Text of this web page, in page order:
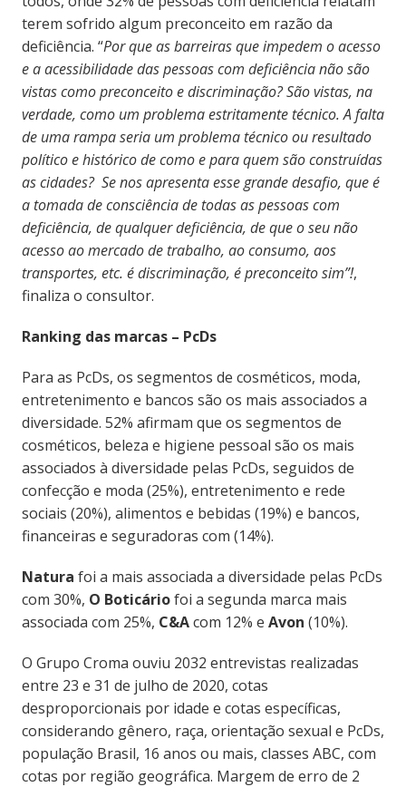
terem sofrido algum preconceito em razão da
deficiência. “Por que as barreiras que impedem o acesso
e a acessibilidade das pessoas com deficiência não são
vistas como preconceito e discriminação? São vistas, na
verdade, como um problema estritamente técnico. A falta
de uma rampa seria um problema técnico ou resultado
político e histórico de como e para quem são construídas
as cidades? Se nos apresenta esse grande desafio, que é
a tomada de consciência de todas as pessoas com
deficiência, de qualquer deficiência, de que o seu não
acesso ao mercado de trabalho, ao consumo, aos
transportes, etc. é discriminação, é preconceito sim”!,
finaliza o consultor.
Ranking das marcas – PcDs
Para as PcDs, os segmentos de cosméticos, moda,
entretenimento e bancos são os mais associados a
diversidade. 52% afirmam que os segmentos de
cosméticos, beleza e higiene pessoal são os mais
associados à diversidade pelas PcDs, seguidos de
confecção e moda (25%), entretenimento e rede
sociais (20%), alimentos e bebidas (19%) e bancos,
financeiras e seguradoras com (14%).
Natura foi a mais associada a diversidade pelas PcDs
com 30%, O Boticáriofoi a segunda marca mais
associada com 25%, C&Acom 12% e Avon (10%).
O Grupo Croma ouviu 2032 entrevistas realizadas
entre 23 e 31 de julho de 2020, cotas
desproporcionais por idade e cotas específicas,
considerando gênero, raça, orientação sexual e PcDs,
população Brasil, 16 anos ou mais, classes ABC, com
cotas por região geográfica. Margem de erro de 2